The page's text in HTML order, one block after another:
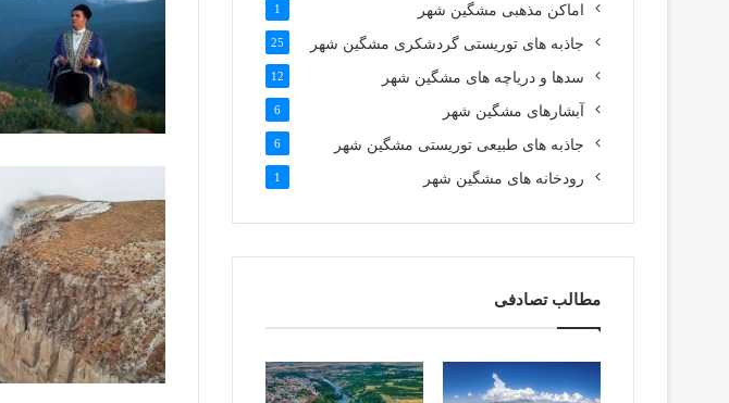
اماکن مذهبی مشگین شهر 1
جاذبه های توریستی گردشکری مشگین شهر 25
سدها و دریاچه های مشگین شهر 12
آبشارهای مشگین شهر 6
جاذبه های طبیعی توریستی مشگین شهر 6
رودخانه های مشگین شهر 1
مطالب تصادفی